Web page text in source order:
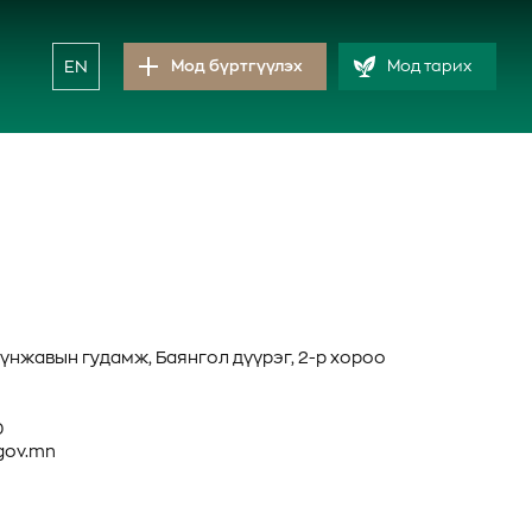
EN Мод бүртгүүлэх Мод тарих
гудамж, Баянгол дүүрэг, 2-р хороо